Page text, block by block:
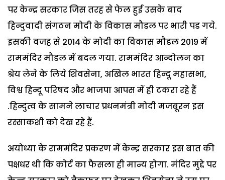
पर केन्द्र सरकार जिस तरह से फेल हुई उसके बाद
हिन्दुवादी संगठन मोदी के विकास मौडल पर भारी पड गये.
इसकी वजह से 2014 के मोदी का विकास मौडल 2019 में
राममंदिर मौडल में बदल गया. राममंदिर आन्दोलन का
श्रेय लेने के लिये शिवसेना, अखिल भारत हिन्दू महासभा,
विश्व हिन्दू परिषद और भाजपा आपस में ही टकरा रहे हैं
.हिन्दुत्व के सामने लाचार प्रधनमंत्री मोदी मजबूरन इस
रस्साकशी को देख रहे हैं.
अयोध्या के राममंदिर प्रकरण में केन्द्र सरकार इस बात की
पक्षधर थी कि कोर्ट का फैसला ही मान्य होगा. मंदिर मुद्दे पर